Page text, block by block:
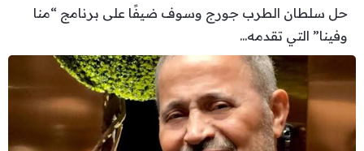
حل سلطان الطرب جورج وسوف ضيفًا على برنامج “منا
وفينا” التي تقدمه...